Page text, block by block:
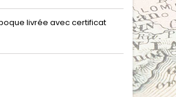
livrée avec certificat